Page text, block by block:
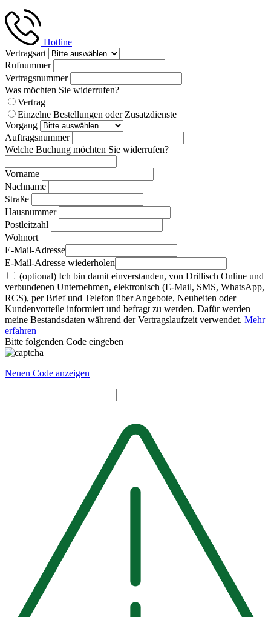
Hotline
Vertragsart
Rufnummer
Vertragsnummer
Was möchten Sie widerrufen?
Vertrag
Einzelne Bestellungen oder Zusatzdienste
Vorgang
Auftragsnummer
Welche Buchung möchten Sie widerrufen?
Vorname
Nachname
Straße
Hausnummer
Postleitzahl
Wohnort
E-Mail-Adresse
E-Mail-Adresse wiederholen
(optional) Ich bin damit einverstanden, von Drillisch Online und
verbundenen Unternehmen, elektronisch (E-Mail, SMS, WhatsApp,
RCS), per Brief und Telefon über Angebote, Neuheiten oder
Kundenvorteile informiert und befragt zu werden. Dafür werden
meine Bestandsdaten während der Vertragslaufzeit verwendet. Mehr
erfahren
Bitte folgenden Code eingeben
Neuen Code anzeigen